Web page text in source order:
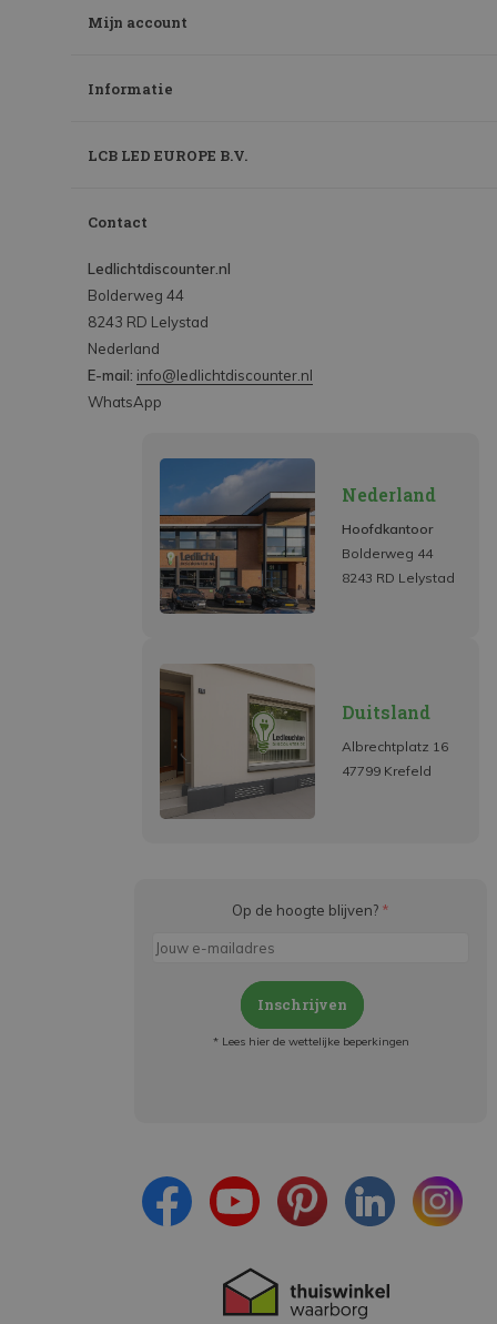
Mijn account
Informatie
LCB LED EUROPE B.V.
Contact
Ledlichtdiscounter.nl
Bolderweg 44
8243 RD Lelystad
Nederland
E-mail: info@ledlichtdiscounter.nl
WhatsApp
Nederland
Hoofdkantoor
Bolderweg 44
8243 RD Lelystad
Duitsland
Albrechtplatz 16
47799 Krefeld
Op de hoogte blijven? *
Inschrijven
* Lees hier de wettelijke beperkingen